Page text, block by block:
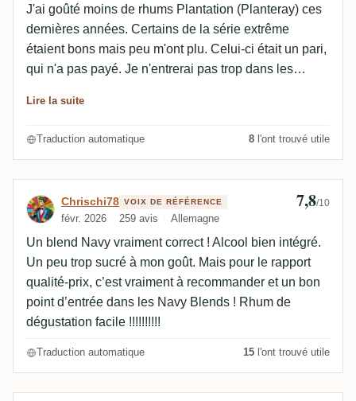
J'ai goûté moins de rhums Plantation (Planteray) ces
dernières années. Certains de la série extrême
étaient bons mais peu m'ont plu. Celui-ci était un pari,
qui n'a pas payé. Je n'entrerai pas trop dans les
de directions différentes. Et un goût amer. Pas pour
Lire la suite
Traduction automatique 8 l'ont trouvé utile
Avis de Chrischi78
Chrischi78 VOIX DE RÉFÉRENCE
févr. 2026 259 avis Allemagne
7,8/10
Un blend Navy vraiment correct ! Alcool bien intégré.
Un peu trop sucré à mon goût. Mais pour le rapport
qualité-prix, c’est vraiment à recommander et un bon
point d’entrée dans les Navy Blends ! Rhum de
dégustation facile !!!!!!!!!!
Traduction automatique 15 l'ont trouvé utile